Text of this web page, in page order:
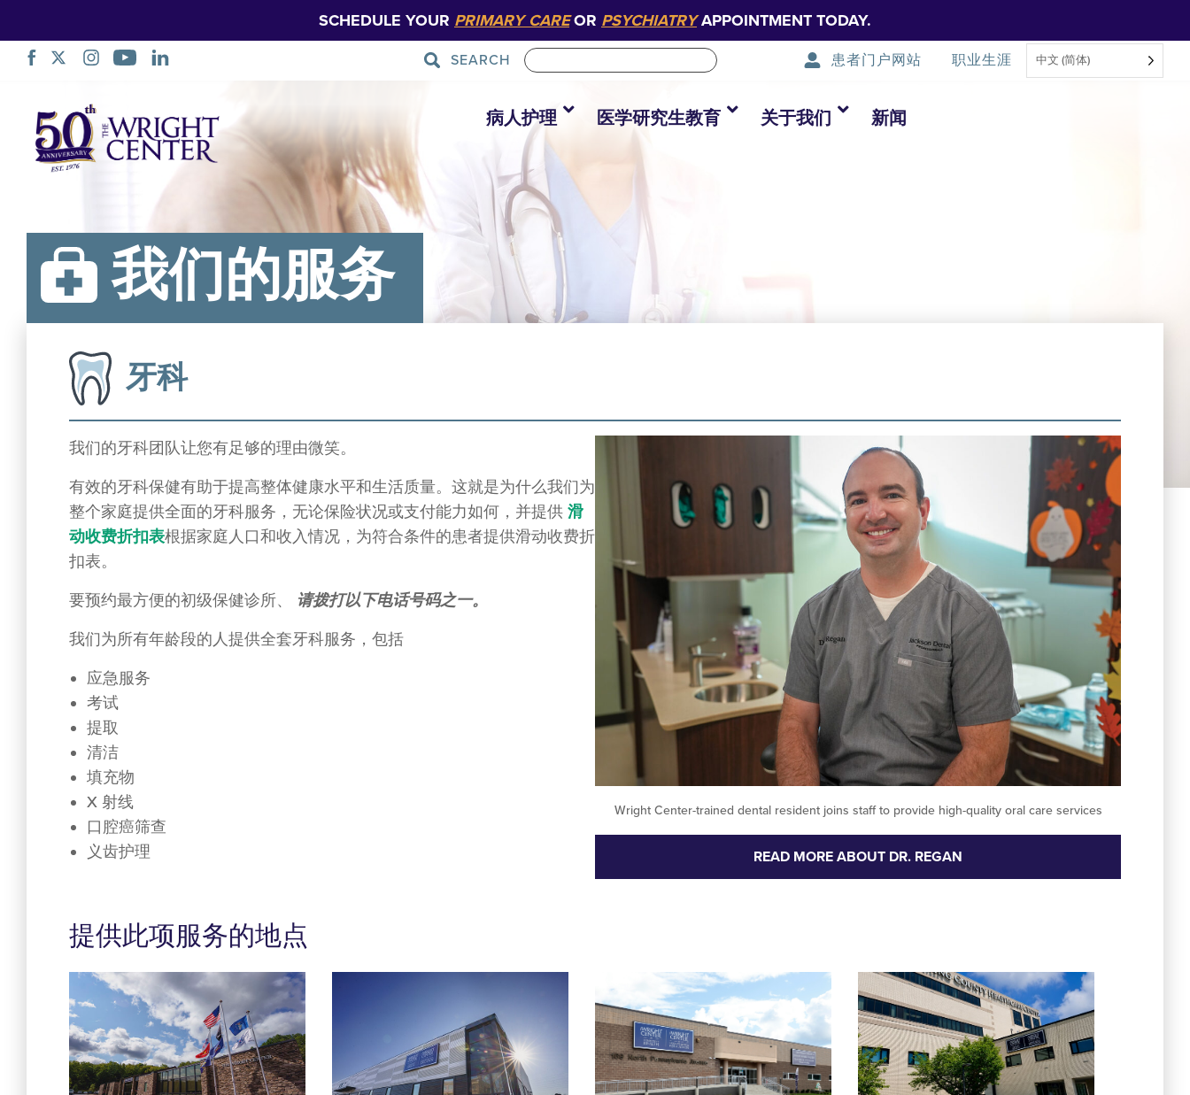
SCHEDULE YOUR PRIMARY CAREOR PSYCHIATRYAPPOINTMENT TODAY.
SEARCH 患者门户网站 职业生涯 中文 (简体)
过
导
病人护理 医学研究生教育 关于我们 新闻
我们的服务
牙科
我们的牙科团队让您有足够的理由微笑。
有效的牙科保健有助于提高整体健康水平和生活质量。这就是为什么我们为
整个家庭提供全面的牙科服务，无论保险状况或支付能力如何，并提供 滑
动收费折扣表根据家庭人口和收入情况，为符合条件的患者提供滑动收费折
扣表。
要预约最方便的初级保健诊所、
请拨打以下电话号码之一。
我们为所有年龄段的人提供全套牙科服务，包括
应急服务
考试
提取
清洁
填充物
X 射线
口腔癌筛查
义齿护理
Wright Center-trained dental resident joins staff to provide high-quality oral care services
READ MORE ABOUT DR. REGAN
提供此项服务的地点